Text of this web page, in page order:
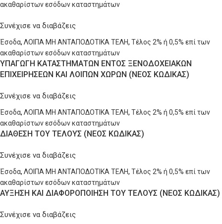
ακαθαρίστων εσόδων καταστημάτων
Συνέχισε να διαβάζεις
Έσοδα, ΛΟΙΠΑ ΜΗ ΑΝΤΑΠΟΔΟΤΙΚΑ ΤΕΛΗ, Τέλος 2% ή 0,5% επί των
ακαθαρίστων εσόδων καταστημάτων
ΥΠΑΓΩΓΗ ΚΑΤΑΣΤΗΜΑΤΩΝ ΕΝΤΟΣ ΞΕΝΟΔΟΧΕΙΑΚΩΝ
ΕΠΙΧΕΙΡΗΣΕΩΝ ΚΑΙ ΛΟΙΠΩΝ ΧΩΡΩΝ (ΝΕΟΣ ΚΩΔΙΚΑΣ)
Συνέχισε να διαβάζεις
Έσοδα, ΛΟΙΠΑ ΜΗ ΑΝΤΑΠΟΔΟΤΙΚΑ ΤΕΛΗ, Τέλος 2% ή 0,5% επί των
ακαθαρίστων εσόδων καταστημάτων
ΔΙΑΘΕΣΗ ΤΟΥ ΤΕΛΟΥΣ (ΝΕΟΣ ΚΩΔΙΚΑΣ)
Συνέχισε να διαβάζεις
Έσοδα, ΛΟΙΠΑ ΜΗ ΑΝΤΑΠΟΔΟΤΙΚΑ ΤΕΛΗ, Τέλος 2% ή 0,5% επί των
ακαθαρίστων εσόδων καταστημάτων
ΑΥΞΗΣΗ ΚΑΙ ΔΙΑΦΟΡΟΠΟΙΗΣΗ ΤΟΥ ΤΕΛΟΥΣ (ΝΕΟΣ ΚΩΔΙΚΑΣ)
Συνέχισε να διαβάζεις